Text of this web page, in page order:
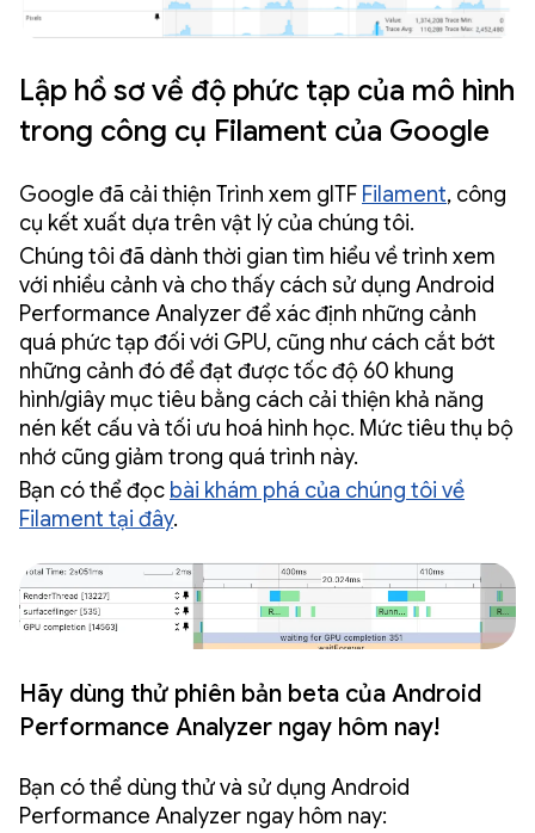
Lập hồ sơ về độ phức tạp của mô hình
trong công cụ Filament của Google
Google đã cải thiện Trình xem glTF Filament, công
cụ kết xuất dựa trên vật lý của chúng tôi.
Chúng tôi đã dành thời gian tìm hiểu về trình xem
với nhiều cảnh và cho thấy cách sử dụng Android
Performance Analyzer để xác định những cảnh
quá phức tạp đối với GPU, cũng như cách cắt bớt
những cảnh đó để đạt được tốc độ 60 khung
hình/giây mục tiêu bằng cách cải thiện khả năng
nén kết cấu và tối ưu hoá hình học. Mức tiêu thụ bộ
nhớ cũng giảm trong quá trình này.
Bạn có thể đọc bài khám phá của chúng tôi về
Filament tại đây.
Hãy dùng thử phiên bản beta của Android
Performance Analyzer ngay hôm nay!
Bạn có thể dùng thử và sử dụng Android
Performance Analyzer ngay hôm nay: